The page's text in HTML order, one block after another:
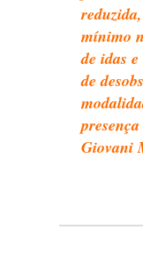
mínimo
de idas
de
Giovani